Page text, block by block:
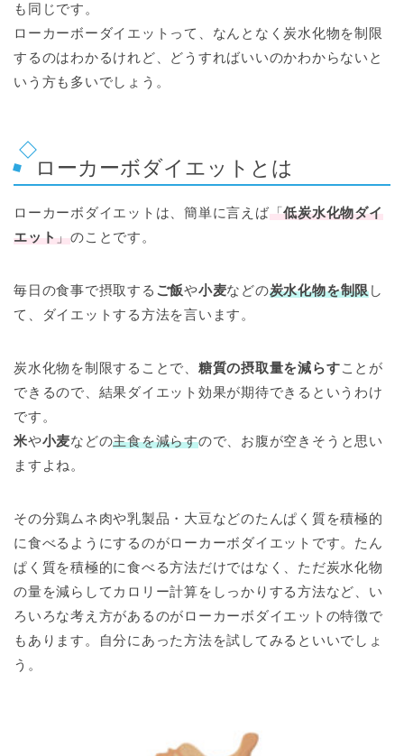
も同じです。
ローカーボーダイエットって、なんとなく炭水化物を制限
するのはわかるけれど、どうすればいいのかわからないと
いう方も多いでしょう。
ローカーボダイエットとは
ローカーボダイエットは、簡単に言えば「低炭水化物ダイ
エット 」のことです。
毎日の食事で摂取する ご飯や小麦などの炭水化物を制限し
て、ダイエットする方法を言います。
炭水化物を制限することで、 糖質の摂取量を減らすことが
できるので、結果ダイエット効果が期待できるというわけ
です。
米や小麦などの主食を減らすので、お腹が空きそうと思い
ますよね。
その分鶏ムネ肉や乳製品・大豆などのたんぱく質を積極的
に食べるようにするのがローカーボダイエットです。たん
ぱく質を積極的に食べる方法だけではなく、ただ炭水化物
の量を減らしてカロリー計算をしっかりする方法など、い
ろいろな考え方があるのがローカーボダイエットの特徴で
もあります。自分にあった方法を試してみるといいでしょ
う。